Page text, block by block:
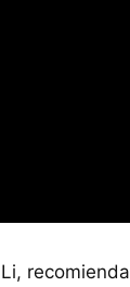
recomienda